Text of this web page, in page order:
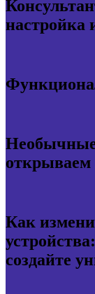
настройка
Необычные
открываем
Как
создайте